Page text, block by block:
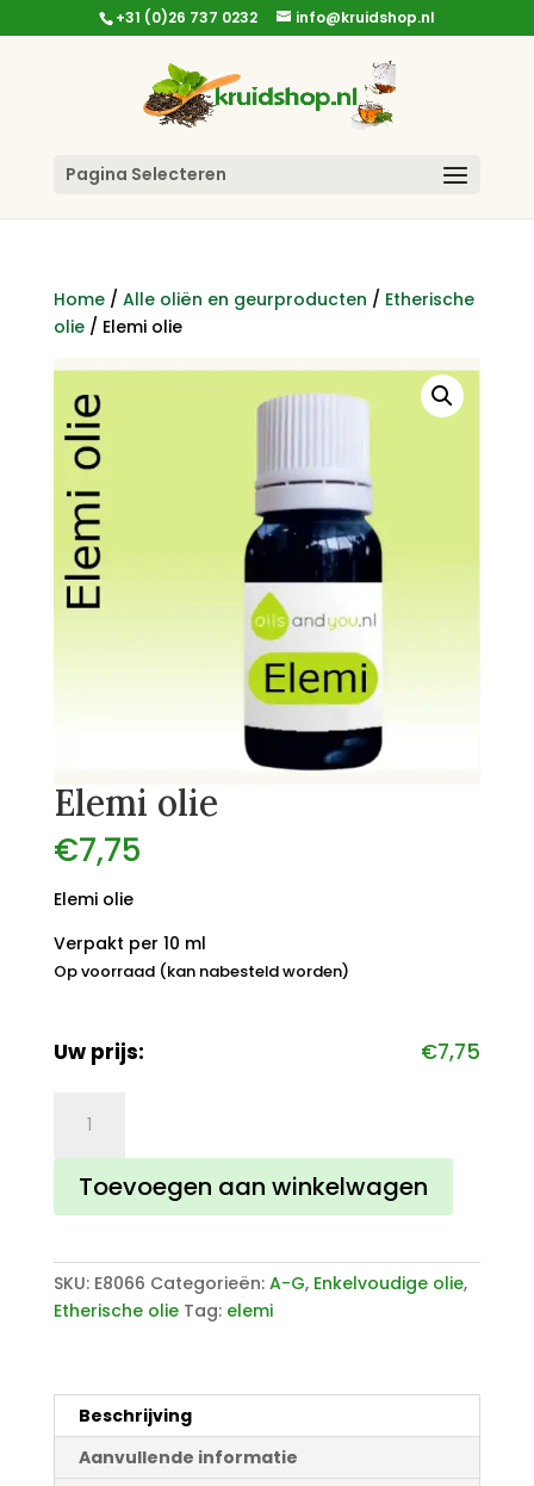
+31 (0)26 737 0232 info@kruidshop.nl
Pagina Selecteren
Home/ Alle oliën en geurproducten / Etherische
olie/ Elemi olie
Elemi olie
€7,75
Elemi olie
Verpakt per 10 ml
Op voorraad (kan nabesteld worden)
Uw prijs: €7,75
aantal
Toevoegen aan winkelwagen
SKU: E8066 Categorieën: A-G, Enkelvoudige olie,
Etherische olie Tag: elemi
Beschrijving
Aanvullende informatie